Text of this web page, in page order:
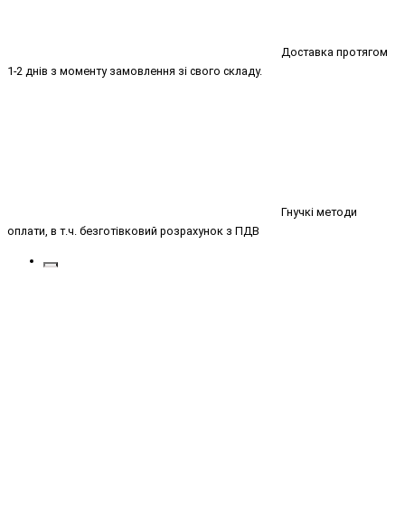
Доставка протягом
1-2 днів з моменту замовлення зі свого складу.
Гнучкі методи
оплати, в т.ч. безготівковий розрахунок з ПДВ